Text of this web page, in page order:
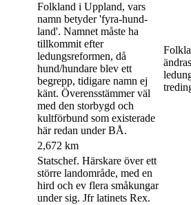
Folkland i Uppland, vars
namn betyder 'fyra-hund-
land'. Namnet måste ha
tillkommit efter
ledungsreformen, då
hund/hundare blev ett
begrepp, tidigare namn ej
känt. Överensstämmer väl
med den storbygd och
kultförbund som existerade
här redan under BÅ.
2,672 km
Statschef. Härskare över ett
större landområde, med en
hird och ev flera småkungar
under sig. Jfr latinets Rex.